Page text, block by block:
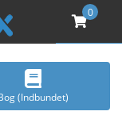
0
(Indbundet)